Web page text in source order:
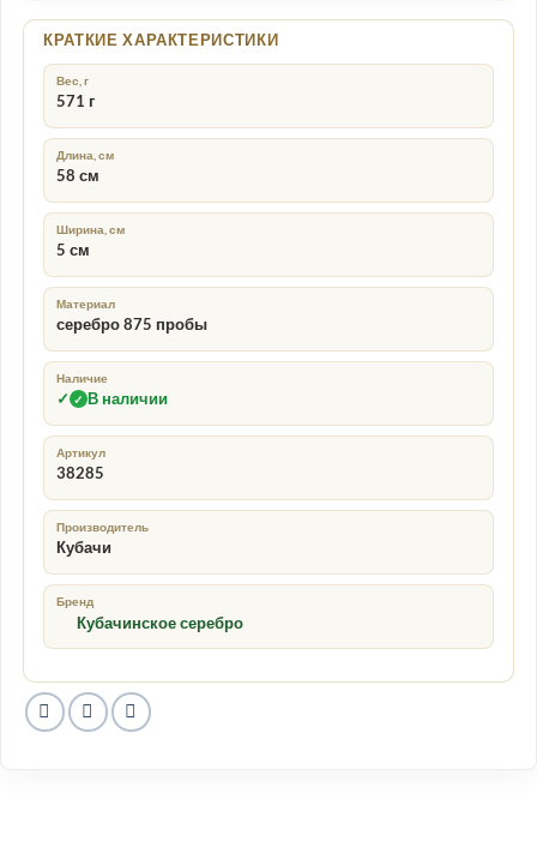
КРАТКИЕ ХАРАКТЕРИСТИКИ
Вес, г
571 г
Длина, см
58 см
Ширина, см
5 см
Материал
серебро 875 пробы
Наличие
✓ ✓ В наличии
Артикул
38285
Производитель
Кубачи
Бренд
Кубачинское серебро